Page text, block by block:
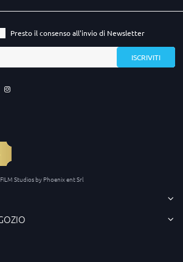
Presto il consenso all'invio di Newsletter
Studios by Phoenix ent Srl